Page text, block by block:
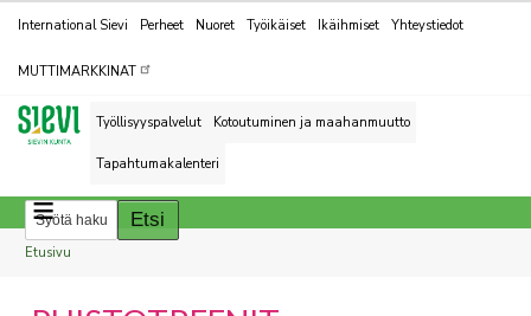
Kohderyhmät
International Sievi Perheet Nuoret Työikäiset Ikäihmiset Yhteystiedot
MUTTIMARKKINAT
Työllisyyspalvelut Kotoutuminen ja maahanmuutto
Tapahtumakalenteri
Breadcrumbs
You
here:
Etusivu